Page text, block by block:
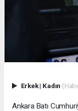
Erkek| Kadın
Ankara Batı